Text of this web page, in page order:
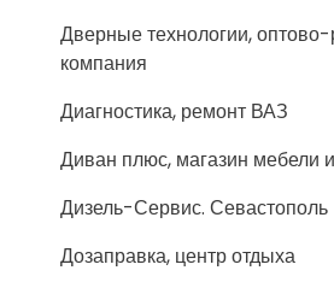
Дверные технологии,
компания
Диагностика, ремонт ВАЗ
Диван плюс, магазин мебели
Дизель-Сервис. Севастополь
Дозаправка, центр отдыха